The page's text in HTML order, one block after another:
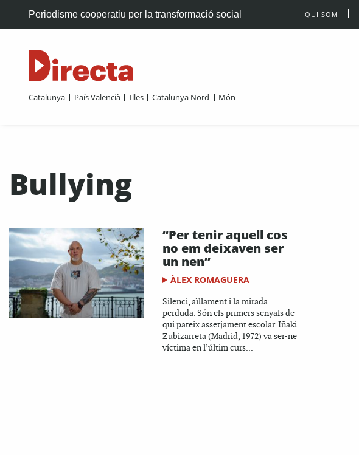
Periodisme cooperatiu per la transformació social QUI SOM
Catalunya País Valencià Illes Catalunya Nord Món
Bullying
“Per tenir aquell cos
no em deixaven ser
un nen”
ÀLEX ROMAGUERA
Silenci, aïllament i la mirada
perduda. Són els primers senyals de
qui pateix assetjament escolar. Iñaki
Zubizarreta (Madrid, 1972) va ser-ne
víctima en l’últim curs...